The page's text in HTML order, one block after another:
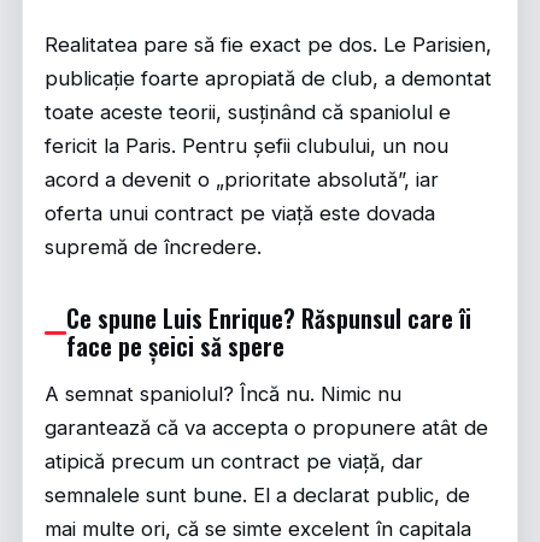
Realitatea pare să fie exact pe dos. Le Parisien,
publicație foarte apropiată de club, a demontat
toate aceste teorii, susținând că spaniolul e
fericit la Paris. Pentru șefii clubului, un nou
acord a devenit o „prioritate absolută”, iar
oferta unui contract pe viață este dovada
supremă de încredere.
Ce spune Luis Enrique? Răspunsul care îi
face pe șeici să spere
A semnat spaniolul? Încă nu. Nimic nu
garantează că va accepta o propunere atât de
atipică precum un contract pe viață, dar
semnalele sunt bune. El a declarat public, de
mai multe ori, că se simte excelent în capitala